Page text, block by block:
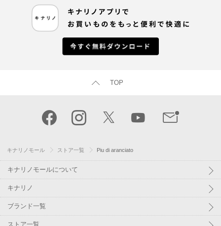
TOP
キナリノモール ストア一覧 Piu di aranciato
キナリノモールについて
キナリノ
ブランド一覧
ストア一覧